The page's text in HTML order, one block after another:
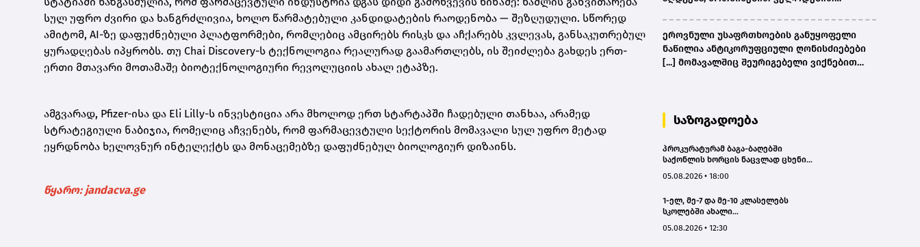
სულ უფრო ძვირი და ხანგრძლივია, ხოლო წარმატებული კანდიდატების რაოდენობა — შეზღუდული. სწორედ
ამიტომ, AI-ზე დაფუძნებული პლატფორმები, რომლებიც ამცირებს რისკს და აჩქარებს კვლევას, განსაკუთრებულ
ყურადღებას იპყრობს. თუ Chai Discovery-ს ტექნოლოგია რეალურად გაამართლებს, ის შეიძლება გახდეს ერთ-
ერთი მთავარი მოთამაშე ბიოტექნოლოგიური რევოლუციის ახალ ეტაპზე.
ამგვარად, Pfizer-ისა და Eli Lilly-ს ინვესტიცია არა მხოლოდ ერთ სტარტაპში ჩადებული თანხაა, არამედ
სტრატეგიული ნაბიჯია, რომელიც აჩვენებს, რომ ფარმაცევტული სექტორის მომავალი სულ უფრო მეტად
ეყრდნობა ხელოვნურ ინტელექტს და მონაცემებზე დაფუძნებულ ბიოლოგიურ დიზაინს.
წყარო: jandacva.ge
ეროვნული უსაფრთხოების განუყოფელი
ნაწილია ანტიკორუფციული ღონისძიებები
[...] მომავალშიც შეურიგებელი ვიქნებით
საზოგადოება
პროკურატურამ ბაგა-ბაღებში
საქონლის ხორცის ნაცვლად ცხენის
ბრალდება წარუდგინა
05.08.2026 • 18:00
1-ელ, მე-7 და მე-10 კლასელებს
სკოლებში ახალი
პროგრამები დახვდებათ - ასევე
05.08.2026 • 12:30